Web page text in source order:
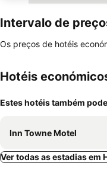
Intervalo de
Os preços de hotéis
Hotéis
Estes hotéis também
Inn Towne Motel
Ver todas as estadias em